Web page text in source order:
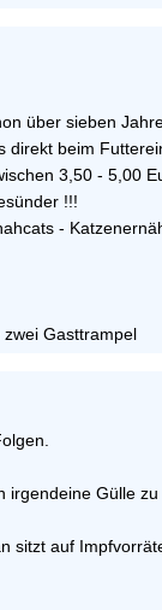
über sieben
direkt beim
3,50 - 5,00
!!!
-
zwei Gasttrampel
irgendeine Gülle
sitzt auf